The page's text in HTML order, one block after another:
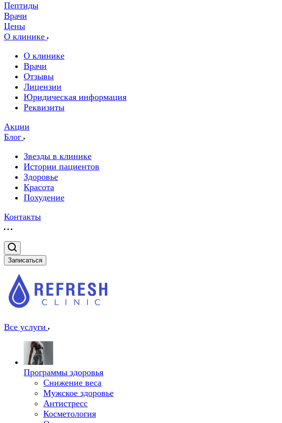
Пептиды
Врачи
Цены
О клинике
О клинике
Врачи
Отзывы
Лицензии
Юридическая информация
Реквизиты
Акции
Блог
Звезды в клинике
Истории пациентов
Здоровье
Красота
Похудение
Контакты
Записаться
Все услуги
Программы здоровья
Снижение веса
Мужское здоровье
Антистресс
Косметология